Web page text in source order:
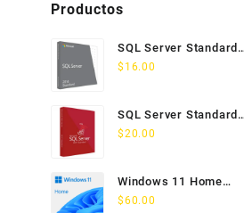
Productos
SQL Server Standard
2014 Licencia
$ 16.00
SQL Server Standard
2017 Licencia
$20.00
Windows 11 Home
Licencia Permanente 5
$60.00